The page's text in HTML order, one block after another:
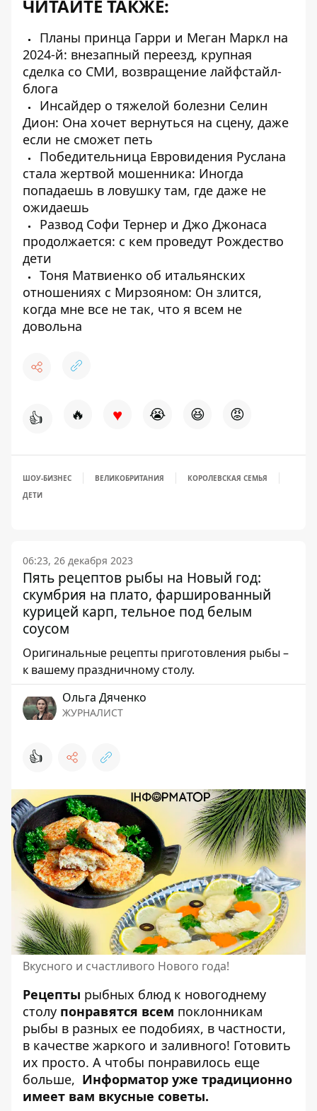
ЧИТАЙТЕ ТАКЖЕ:
Планы принца Гарри и Меган Маркл на
2024-й: внезапный переезд, крупная
сделка со СМИ, возвращение лайфстайл-
блога
Инсайдер о тяжелой болезни Селин
Дион: Она хочет вернуться на сцену, даже
если не сможет петь
Победительница Евровидения Руслана
стала жертвой мошенника: Иногда
попадаешь в ловушку там, где даже не
ожидаешь
Развод Софи Тернер и Джо Джонаса
продолжается: с кем проведут Рождество
дети
Тоня Матвиенко об итальянских
отношениях с Мирзояном: Он злится,
когда мне все не так, что я всем не
довольна
👍 🔥 ♥ 😭 😆 😡
ШОУ-БИЗНЕС ВЕЛИКОБРИТАНИЯ
КОРОЛЕВСКАЯ СЕМЬЯ
ДЕТИ
06:23, 26 декабря 2023
Пять рецептов рыбы на Новый год:
скумбрия на плато, фаршированный
курицей карп, тельное под белым
соусом
Оригинальные рецепты приготовления рыбы –
к вашему праздничному столу.
Ольга Дяченко
ЖУРНАЛИСТ
👍
Вкусного и счастливого Нового года!
Рецепты рыбных блюд к новогоднему
столу понравятся всем поклонникам
рыбы в разных ее подобиях, в частности,
в качестве жаркого и заливного! Готовить
их просто. А чтобы понравилось еще
больше, Информатор уже традиционно
имеет вам вкусные советы.